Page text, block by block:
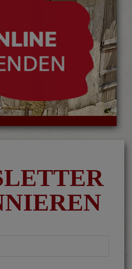
werden durch
finanziert
spenden…